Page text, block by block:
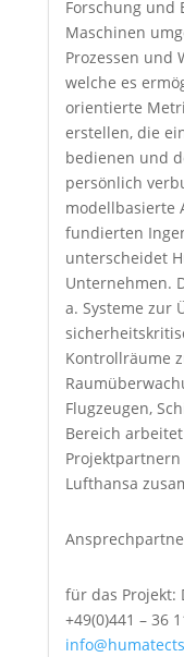
Forschung und
Maschinen
Prozessen und
welche es
orientierte
erstellen, die
bedienen und
persönlich
modellbasierte
fundierten
unterscheidet
Unternehmen.
a. Systeme zur
Kontrollräume
Flugzeugen,
Bereich
Projektpartnern
Lufthansa
für das Projekt:
+49(0)441 – 36